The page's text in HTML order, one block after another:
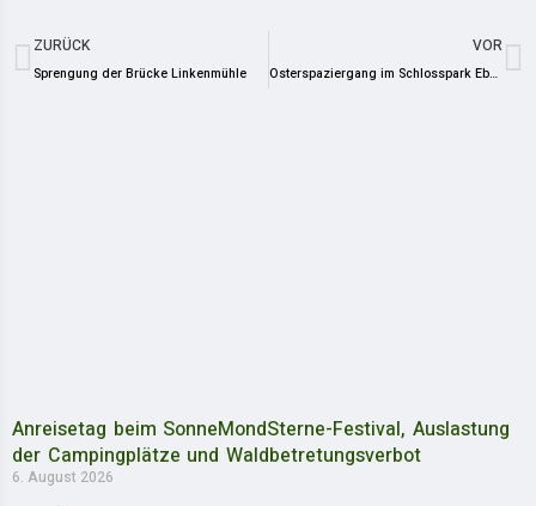
ZURÜCK
Sprengung der Brücke Linkenmühle
VOR
Osterspaziergang im Schlosspark Ebersdorf
Anreisetag beim SonneMondSterne-Festival, Auslastung
der Campingplätze und Waldbetretungsverbot
6. August 2026